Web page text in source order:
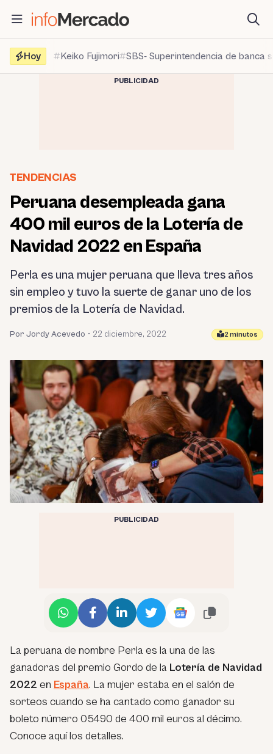
contenido
Hoy
Keiko Fujimori SBS- Superintendencia de banca
PUBLICIDAD
TENDENCIAS
Peruana desempleada gana
400 mil euros de la Lotería de
Navidad 2022 en España
Perla es una mujer peruana que lleva tres años
sin empleo y tuvo la suerte de ganar uno de los
premios de la Lotería de Navidad.
Por Jordy Acevedo • 22 diciembre, 2022 2 minutos
PUBLICIDAD
La peruana de nombre Perla es la una de las
ganadoras del premio Gordo de la Lotería de Navidad
2022 en España. La mujer estaba en el salón de
sorteos cuando se ha cantado como ganador su
boleto número 05490 de 400 mil euros al décimo.
Conoce aquí los detalles.